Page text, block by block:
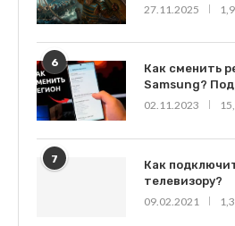
27.11.2025
6
Как сменить
Samsung?
02.11.2023
7
Как
телевизору?
09.02.2021